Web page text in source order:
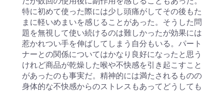
特に初めて使った際には少し頭痛がしてその後もた
まに軽いめまいを感じることがあった。そうした問
題を無視して使い続けるのは難しかったが効果には
惹かれつい手を伸ばしてしまう自分もいる。パート
ナーとの関係についてはかなり良好になったと思う
けれど商品が乾燥した喉や不快感を引き起こすこと
があったのも事実だ。精神的には満たされるものの
身体的な不快感からのストレスもあってどうしても